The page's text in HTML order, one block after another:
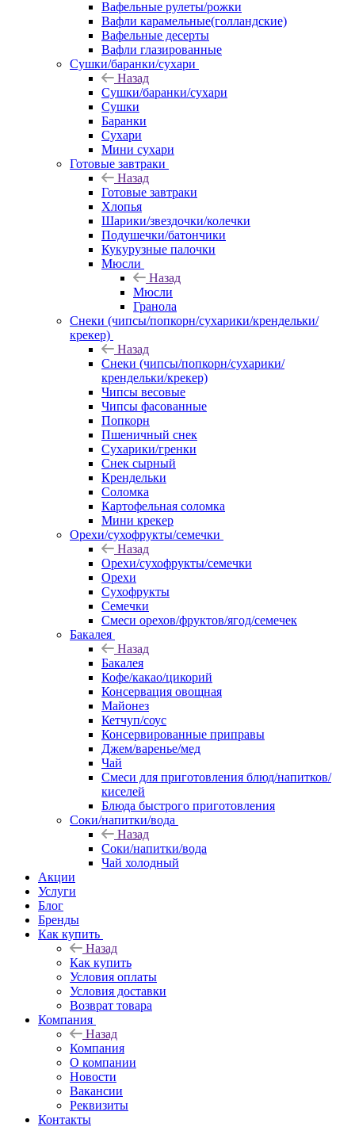
Вафельные рулеты/рожки
Вафли карамельные(голландские)
Вафельные десерты
Вафли глазированные
Сушки/баранки/сухари
Назад
Сушки/баранки/сухари
Сушки
Баранки
Сухари
Мини сухари
Готовые завтраки
Назад
Готовые завтраки
Хлопья
Шарики/звездочки/колечки
Подушечки/батончики
Кукурузные палочки
Мюсли
Назад
Мюсли
Гранола
Снеки (чипсы/попкорн/сухарики/крендельки/
крекер)
Назад
Снеки (чипсы/попкорн/сухарики/
крендельки/крекер)
Чипсы весовые
Чипсы фасованные
Попкорн
Пшеничный снек
Сухарики/гренки
Снек сырный
Крендельки
Соломка
Картофельная соломка
Мини крекер
Орехи/сухофрукты/семечки
Назад
Орехи/сухофрукты/семечки
Орехи
Сухофрукты
Семечки
Смеси орехов/фруктов/ягод/семечек
Бакалея
Назад
Бакалея
Кофе/какао/цикорий
Консервация овощная
Майонез
Кетчуп/соус
Консервированные приправы
Джем/варенье/мед
Чай
Смеси для приготовления блюд/напитков/
киселей
Блюда быстрого приготовления
Соки/напитки/вода
Назад
Соки/напитки/вода
Чай холодный
Акции
Услуги
Блог
Бренды
Как купить
Назад
Как купить
Условия оплаты
Условия доставки
Возврат товара
Компания
Назад
Компания
О компании
Новости
Вакансии
Реквизиты
Контакты